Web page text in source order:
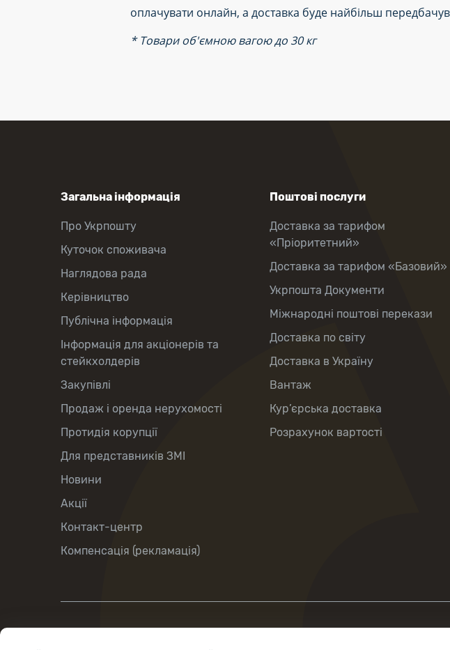
оплачувати онлайн, а доставка буде найбільш
* Товари об'ємною вагою до 30 кг
Загальна інформація
Про Укрпошту
Куточок споживача
Наглядова рада
Керівництво
Публічна інформація
Інформація для акціонерів та
стейкхолдерів
Закупівлі
Продаж і оренда нерухомості
Протидія корупції
Для представників ЗМІ
Новини
Акції
Контакт-центр
Компенсація (рекламація)
Поштові послуги
Доставка за тарифом
«Пріоритетний»
Доставка за тарифом «Базовий»
Укрпошта Документи
Міжнародні поштові перекази
Доставка по світу
Доставка в Україну
Вантаж
Кур’єрська доставка
Розрахунок вартості